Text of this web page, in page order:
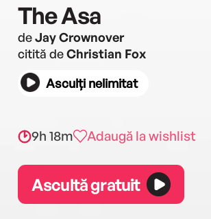
The Asa
deJay Crownover
citită deChristian Fox
Asculți nelimitat
9h 18m Adaugă la wishlist
Ascultă gratuit